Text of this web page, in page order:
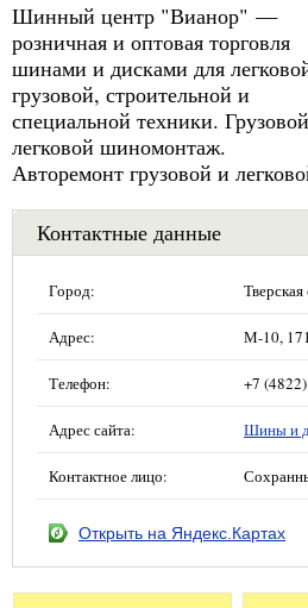
Шинный центр "Вианор" —
розничная и оптовая торговля
шинами и дисками для
грузовой, строительной и
специальной техники.
легковой шиномонтаж.
Авторемонт грузовой и
Контактные данные
Город:
Адрес: М-10,
Телефон: +7
Адрес сайта: Шины и
Контактное лицо:
Открыть на Яндекс.Картах